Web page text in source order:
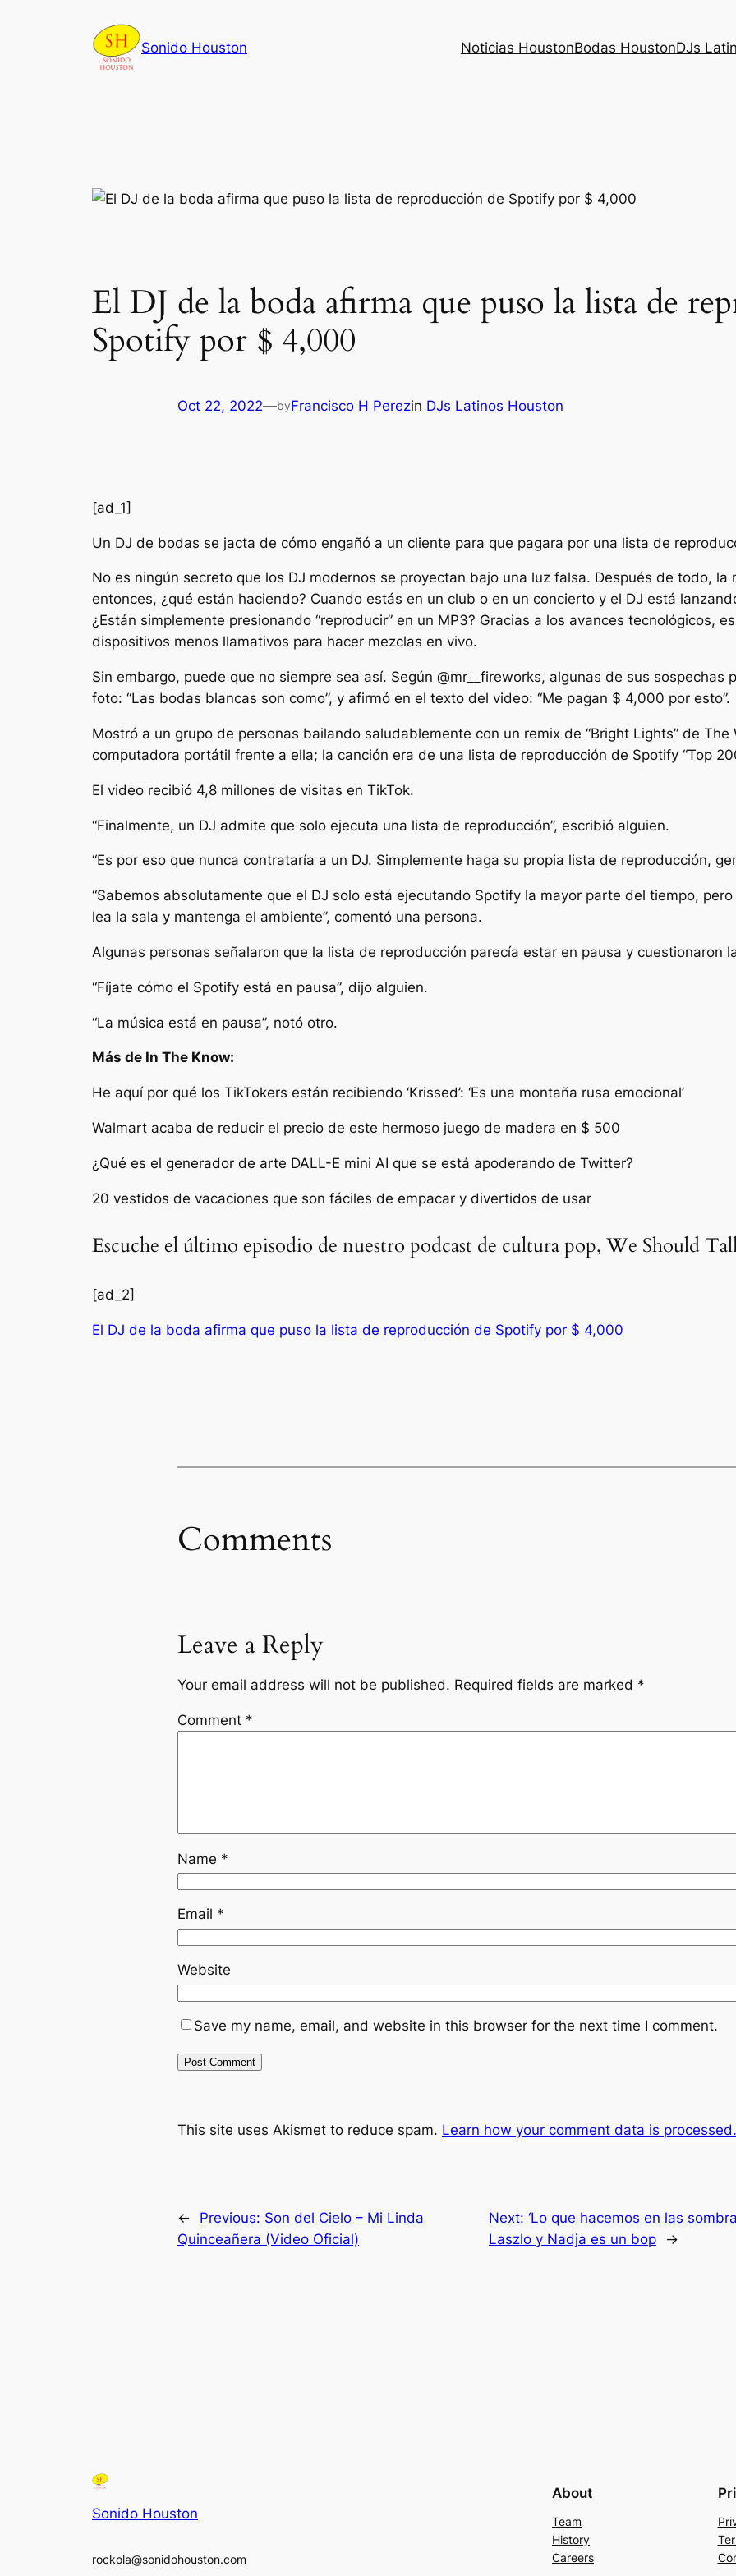
Sonido Houston Noticias HoustonBodas HoustonDJs
El DJ de la boda afirma que puso la lista de
Spotify por $ 4,000
Oct 22, 2022—byFrancisco H Perezin DJs Latinos Houston
[ad_1]
Un DJ de bodas se jacta de cómo engañó a un cliente para que pagara por una lista de
No es ningún secreto que los DJ modernos se proyectan bajo una luz falsa. Después de todo,
entonces, ¿qué están haciendo? Cuando estás en un club o en un concierto y el DJ está
¿Están simplemente presionando “reproducir” en un MP3? Gracias a los avances tecnológicos,
dispositivos menos llamativos para hacer mezclas en vivo.
Sin embargo, puede que no siempre sea así. Según @mr__fireworks, algunas de sus
foto: “Las bodas blancas son como”, y afirmó en el texto del video: “Me pagan $ 4,000 por esto”.
Mostró a un grupo de personas bailando saludablemente con un remix de “Bright Lights” de
computadora portátil frente a ella; la canción era de una lista de reproducción de Spotify “Top
El video recibió 4,8 millones de visitas en TikTok.
“Finalmente, un DJ admite que solo ejecuta una lista de reproducción”, escribió alguien.
“Es por eso que nunca contrataría a un DJ. Simplemente haga su propia lista de reproducción,
“Sabemos absolutamente que el DJ solo está ejecutando Spotify la mayor parte del tiempo,
lea la sala y mantenga el ambiente”, comentó una persona.
Algunas personas señalaron que la lista de reproducción parecía estar en pausa y cuestionaron
“Fíjate cómo el Spotify está en pausa”, dijo alguien.
“La música está en pausa”, notó otro.
Más de In The Know:
He aquí por qué los TikTokers están recibiendo ‘Krissed’: ‘Es una montaña rusa emocional’
Walmart acaba de reducir el precio de este hermoso juego de madera en $ 500
¿Qué es el generador de arte DALL-E mini AI que se está apoderando de Twitter?
20 vestidos de vacaciones que son fáciles de empacar y divertidos de usar
Escuche el último episodio de nuestro podcast de cultura pop, We Should
[ad_2]
El DJ de la boda afirma que puso la lista de reproducción de Spotify por $ 4,000
Comments
Leave a Reply
Your email address will not be published. Required fields are marked *
Comment *
Name *
Email *
Website
Save my name, email, and website in this browser for the next time I comment.
This site uses Akismet to reduce spam. Learn how your comment data is processed.
← Previous: Son del Cielo – Mi Linda
Quinceañera (Video Oficial)
Next: ‘Lo que hacemos en las
Laszlo y Nadja es un bop
→
Sonido Houston
rockola@sonidohouston.com
About
Team
History
Careers